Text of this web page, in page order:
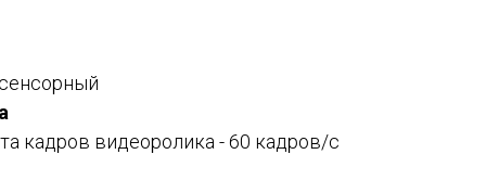
кадров видеоролика - 60 кадров/с